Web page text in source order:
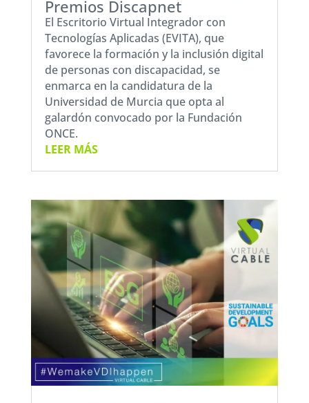
Premios Discapnet
El Escritorio Virtual Integrador con
Tecnologías Aplicadas (EVITA), que
favorece la formación y la inclusión digital
de personas con discapacidad, se
enmarca en la candidatura de la
Universidad de Murcia que opta al
galardón convocado por la Fundación
ONCE.
LEER MÁS